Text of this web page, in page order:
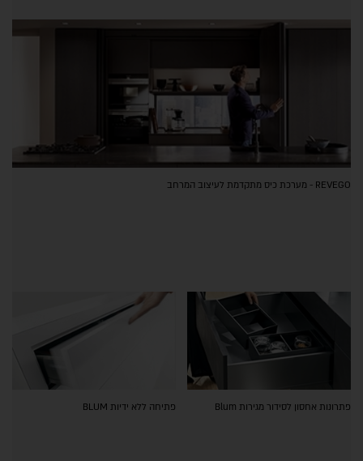
REVEGO - מערכת כיס מתקדמת לעיצוב המרחב
פתרונות אחסון לסידור מגירות Blum פתיחה ללא ידיות BLUM